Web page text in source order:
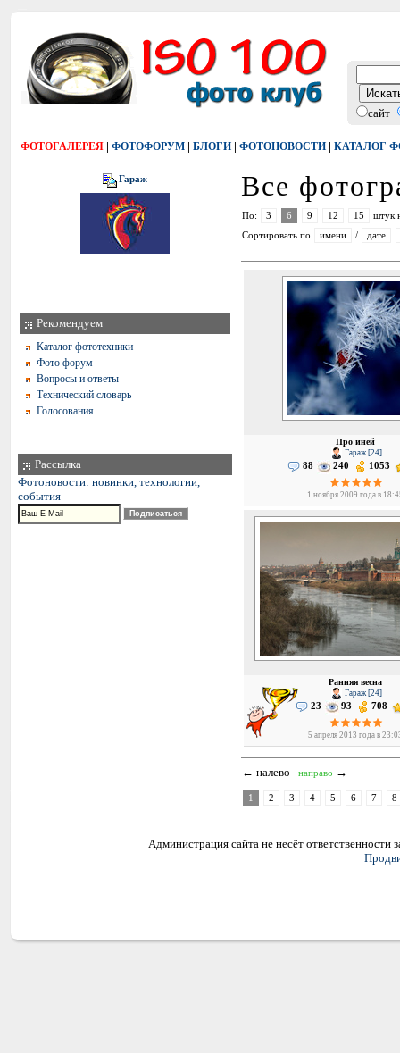
сайт
ФОТОГАЛЕРЕЯ | ФОТОФОРУМ | БЛОГИ | ФОТОНОВОСТИ | КАТАЛОГ
Гараж
Рекомендуем
Каталог фототехники
Фото форум
Вопросы и ответы
Технический словарь
Голосования
Рассылка
Фотоновости: новинки, технологии,
события
Все
По: 3 6 9 12 15
штук
Сортировать по
имени / дате
Про иней
Гараж [24]
88 240 1053
1 ноября 2009 года в
Ранняя весна
Гараж [24]
23 93 708
5 апреля 2013 года в
← налево направо →
1 2 3 4 5 6 7 8
Администрация сайта не несёт ответственности